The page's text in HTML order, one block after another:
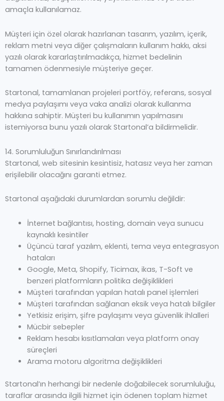
amaçla kullanılamaz.
Müşteri için özel olarak hazırlanan tasarım, yazılım, içerik,
reklam metni veya diğer çalışmaların kullanım hakkı, aksi
yazılı olarak kararlaştırılmadıkça, hizmet bedelinin
tamamen ödenmesiyle müşteriye geçer.
Startonal, tamamlanan projeleri portföy, referans, sosyal
medya paylaşımı veya vaka analizi olarak kullanma
hakkına sahiptir. Müşteri bu kullanımın yapılmasını
istemiyorsa bunu yazılı olarak Startonal’a bildirmelidir.
14. Sorumluluğun Sınırlandırılması
Startonal, web sitesinin kesintisiz, hatasız veya her zaman
erişilebilir olacağını garanti etmez.
Startonal aşağıdaki durumlardan sorumlu değildir:
İnternet bağlantısı, hosting, domain veya sunucu
kaynaklı kesintiler
Üçüncü taraf yazılım, eklenti, tema veya entegrasyon
hataları
Google, Meta, Shopify, Ticimax, ikas, T-Soft ve
benzeri platformların politika değişiklikleri
Müşteri tarafından yapılan hatalı panel işlemleri
Müşteri tarafından sağlanan eksik veya hatalı bilgiler
Yetkisiz erişim, şifre paylaşımı veya güvenlik ihlalleri
Mücbir sebepler
Reklam hesabı kısıtlamaları veya platform onay
süreçleri
Arama motoru algoritma değişiklikleri
Startonal’ın herhangi bir nedenle doğabilecek sorumluluğu,
taraflar arasında ilgili hizmet için ödenen toplam hizmet